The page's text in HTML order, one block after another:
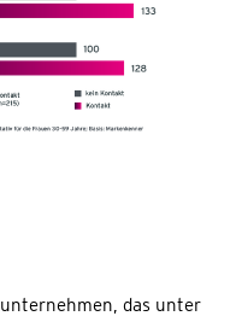
das unter